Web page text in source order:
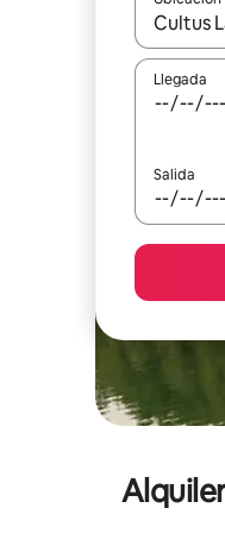
Cuando
Llegada
Salida